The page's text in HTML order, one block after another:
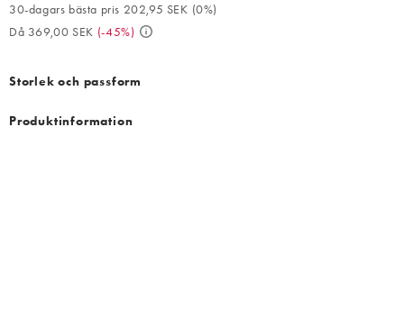
30-dagars bästa pris 202,95 SEK (0%)
Då 369,00 SEK (-45%)
Storlek och passform
Produktinformation